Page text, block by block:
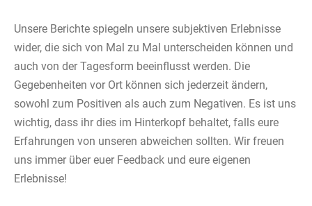
Unsere Berichte spiegeln unsere subjektiven Erlebnisse
wider, die sich von Mal zu Mal unterscheiden können und
auch von der Tagesform beeinflusst werden. Die
Gegebenheiten vor Ort können sich jederzeit ändern,
sowohl zum Positiven als auch zum Negativen. Es ist uns
wichtig, dass ihr dies im Hinterkopf behaltet, falls eure
Erfahrungen von unseren abweichen sollten. Wir freuen
uns immer über euer Feedback und eure eigenen
Erlebnisse!